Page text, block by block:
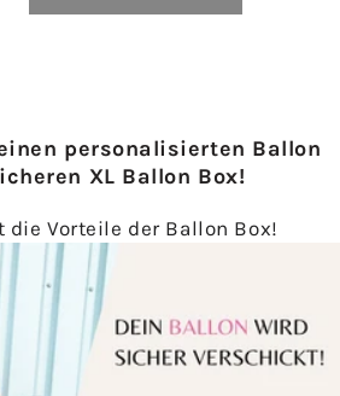
personalisierten Ballon
XL Ballon Box!
die Vorteile der Ballon Box!